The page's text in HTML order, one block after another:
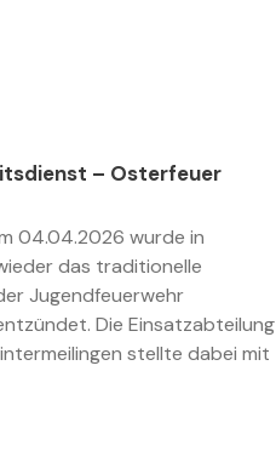
– Osterfeuer
04.04.2026 wurde in
das traditionelle
Jugendfeuerwehr
Die Einsatzabteilung
stellte dabei mit